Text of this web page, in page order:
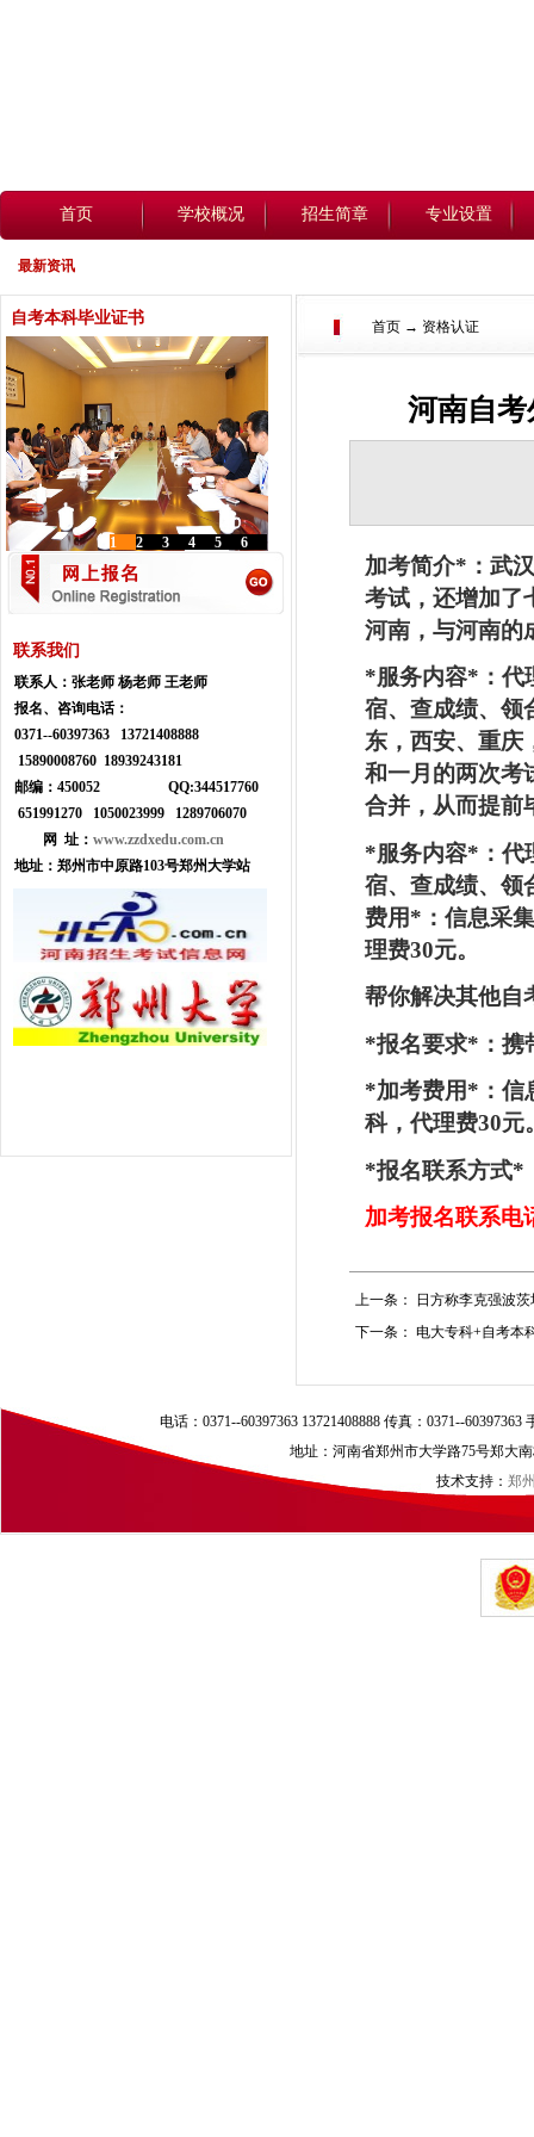
首页 学校概况 招生简章 专业设置
最新资讯
自考本科毕业证书
6
5
4
3
2
1
联系我们
联系人： 张老师 杨老师 王老师
报名、咨询电话：
0371--60397363 13721408888
15890008760 18939243181
邮编：450052 QQ:344517760
651991270 1050023999
1289706070
网 址： www.zzdxedu.com.cn
地址： 郑州市中原路103号郑州大学站
首页 → 资格认证
河南自
加考简介* ：武
考试，还增加了
河南，与河南的
*服务内容* ：
宿、查成绩、领
东，西安、重庆
和一月的两次考
合并，从而提前
*服务内容* ：
宿、查成绩、领
费用* ：信息采
理费30元。
帮你解决其他自
*报名要求* ：
*加考费用* ：
科，代理费30元
*报名联系方式*
加考报名联系电
上一条：
日方称李克强波
下一条： 电大专科+自考本
电话：0371--60397363 13721408888 传真：0371--
地址：河南省郑州市大学路75号郑大
技术支持： 郑